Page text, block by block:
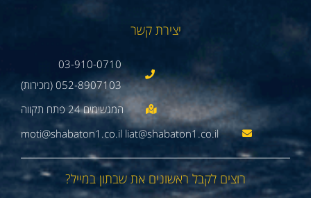
יצירת קשר
03-910-0710
052-8907103 (מכירות)
moti@shabaton1.co.il liat@shabaton1.co.il
רוצים לקבל ראשונים את שבתון במייל?